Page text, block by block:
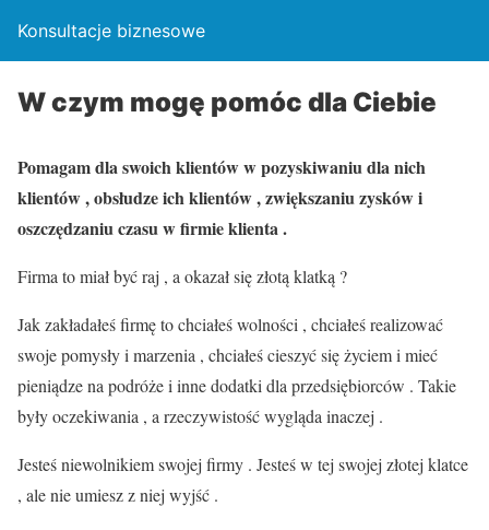
Konsultacje biznesowe
W czym mogę pomóc dla Ciebie
Pomagam dla swoich klientów w pozyskiwaniu dla nich
klientów , obsłudze ich klientów , zwiększaniu zysków i
oszczędzaniu czasu w firmie klienta .
Firma to miał być raj , a okazał się złotą klatką ?
Jak zakładałeś firmę to chciałeś wolności , chciałeś realizować
swoje pomysły i marzenia , chciałeś cieszyć się życiem i mieć
pieniądze na podróże i inne dodatki dla przedsiębiorców . Takie
były oczekiwania , a rzeczywistość wygląda inaczej .
Jesteś niewolnikiem swojej firmy . Jesteś w tej swojej złotej klatce
, ale nie umiesz z niej wyjść .